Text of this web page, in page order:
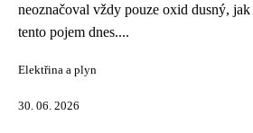
neoznačoval vždy pouze oxid dusný,
tento pojem dnes....
Elektřina a plyn
30. 06. 2026